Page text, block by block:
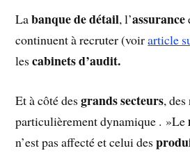
Labanque de détail, l’assurance
continuent à recruter (voirarticle
lescabinets d’audit.
Et à côté desgrands secteurs,
particulièrement dynamique . »Le
n’est pas affecté et celui des